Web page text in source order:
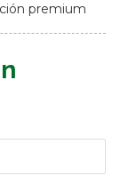
premium